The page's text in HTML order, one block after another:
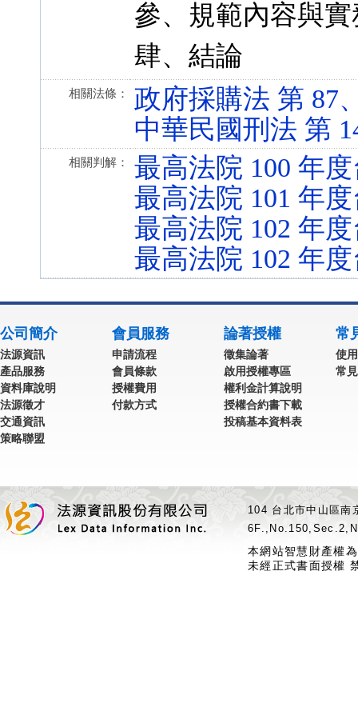
參、規範內容與
肆、結論
相關法條：
政府採購法 第 87
中華民國刑法 第
相關判解：
最高法院 100 年
最高法院 101 年
最高法院 102 年
最高法院 102 年
公司簡介
法源資訊
產品服務
資料庫說明
法源徵才
交通資訊
策略聯盟
會員服務
申請流程
會員條款
授權費用
付款方式
論著授權
徵集論著
啟用授權專區
權利金計算說明
授權合約書下載
投稿基本資料表
常
使
常
104 台北市中山區
本網站智慧財產權
未經正式書面授權